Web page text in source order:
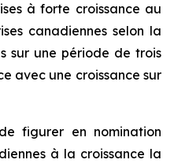
à forte croissance au
canadiennes selon la
sur une période de trois
avec une croissance sur
figurer en nomination
à la croissance la